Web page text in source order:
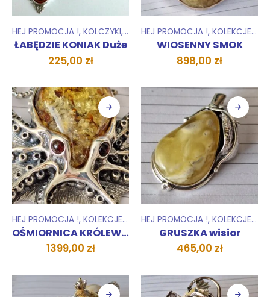
HEJ PROMOCJA !,KOLCZYKI, KOLEKCJE,ZESTAWY
ŁABĘDZIE KONIAK Duże
225,00 zł
HEJ PROMOCJA !, KOLEKCJE
WIOSENNY SMOK
898,00 zł
HEJ PROMOCJA ! ,KOLEKCJE UNIKATY 1 SZTUKA,WISIORKI
OŚMIORNICA KRÓLEWSKA
1399,00 zł
HEJ PROMOCJA ! KOLEKCJE
GRUSZKA wisior
465,00 zł